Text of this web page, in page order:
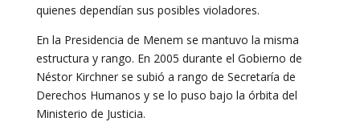
quienes dependían sus posibles violadores.
En la Presidencia de Menem se mantuvo la misma
estructura y rango. En 2005 durante el Gobierno de
Néstor Kirchner se subió a rango de Secretaría de
Derechos Humanos y se lo puso bajo la órbita del
Ministerio de Justicia.